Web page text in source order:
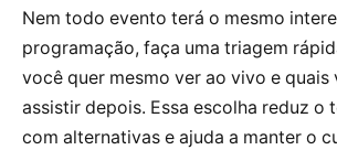
Nem todo evento terá o mesmo
programação, faça uma triagem
você quer mesmo ver ao vivo e quais
assistir depois. Essa escolha reduz o
com alternativas e ajuda a manter o